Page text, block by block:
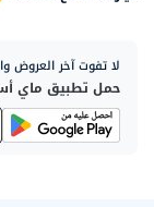
لا تفوت آخر العروض
حمل تطبيق ماي